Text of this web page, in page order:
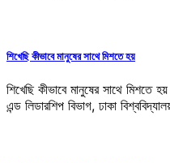
শিখেছি কীভাবে মানুষের সাথে মিশতে হয়
শিখেছি কীভাবে মানুষের সাথে মিশতে
এন্ড লিডারশিপ বিভাগ, ঢাকা